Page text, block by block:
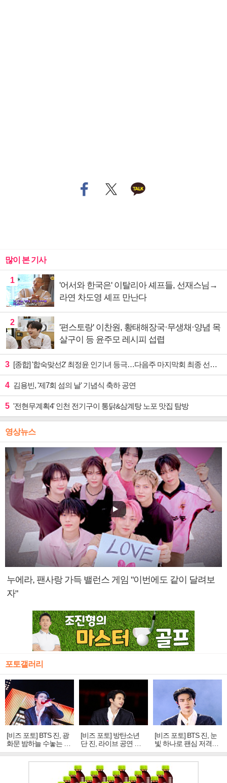
많이 본 기사
1
'어서와 한국은' 이탈리아 셰프들, 선재스님→
라연 차도영 셰프 만난다
2
'편스토랑' 이찬원, 황태해장국·무생채·양념 목
살구이 등 윤주모 레시피 섭렵
3 [종합] '합숙맞선2' 최정윤 인기녀 등극…다음주 마지막회 최종 선택 예고
4 김용빈, '제7회 섬의 날' 기념식 축하 공연
5 '전현무계획4' 인천 전기구이 통닭&삼계탕 노포 맛집 탐방
영상뉴스
누에라, 팬사랑 가득 밸런스 게임 "이번에도 같이 달려보
자"
포토갤러리
[비즈 포토] BTS 진, 광
화문 밤하늘 수놓는 '비
주얼 킹'의 열창
[비즈 포토] 방탄소년
단 진, 라이브 공연 중
빛나는 독보적 아우라
[비즈 포토] BTS 진, 눈
빛 하나로 팬심 저격…
독보적 카리스마